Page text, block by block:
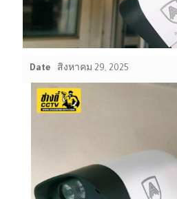
Date สิงหาคม 29, 2025